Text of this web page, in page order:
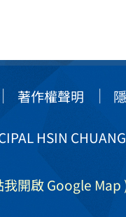
著作權聲明
HSIN CHUANG
我開啟 Google Map